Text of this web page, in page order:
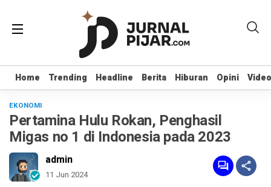
Home Trending Headline Berita Hiburan Opini Video
Home Trending Headline Berita Hiburan Opini Video
EKONOMI
Pertamina Hulu Rokan, Penghasil
Migas no 1 di Indonesia pada 2023
admin
11 Jun 2024